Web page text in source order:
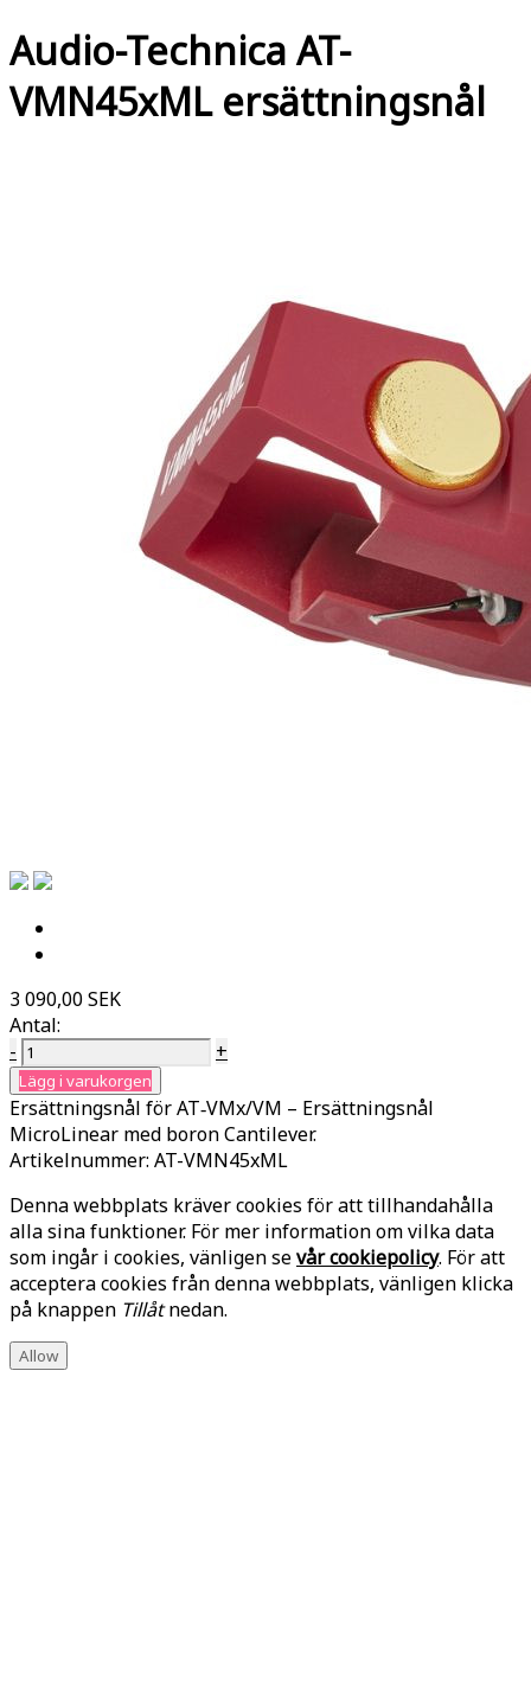
Audio-Technica AT-
VMN45xML ersättningsnål
3 090,00 SEK
Antal:
-
+
Lägg i varukorgen
Ersättningsnål för AT‑VMx/VM – Ersättningsnål
MicroLinear med boron Cantilever.
Artikelnummer: AT-VMN45xML
Denna webbplats kräver cookies för att tillhandahålla
alla sina funktioner. För mer information om vilka data
som ingår i cookies, vänligen sevår cookiepolicy. För att
acceptera cookies från denna webbplats, vänligen klicka
på knappen Tillåtnedan.
Allow